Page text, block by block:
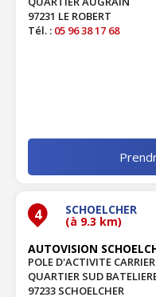
97231 LE ROBERT
Tél. : 05 96 38 17 68
4 SCHOELCHER
(à 9.3 km)
AUTOVISION
POLE D'ACTIVITE
QUARTIER SUD
97233 SCHOELCHER